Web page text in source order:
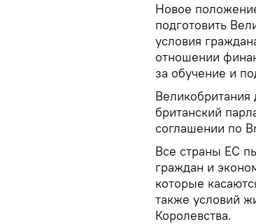
Новое
подготовить
условия
отношении
за обучение и
британский
соглашении по
Все страны ЕС
граждан и
которые
также условий
Королевства.